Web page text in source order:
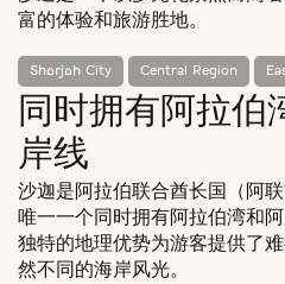
富的体验和旅游胜地。
Sharjah City Central Region
同时拥有阿拉伯
岸线
沙迦是阿拉伯联合酋长国（阿
唯一一个同时拥有阿拉伯湾和
独特的地理优势为游客提供了
然不同的海岸风光。